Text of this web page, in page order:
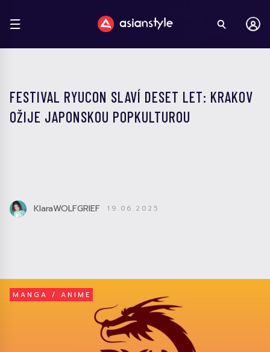
FESTIVAL RYUCON SLAVÍ DESET LET: KRAKOV
OŽIJE JAPONSKOU POPKULTUROU
KlaraWOLFGRIEF 19.06.2025
MANGA / ANIME